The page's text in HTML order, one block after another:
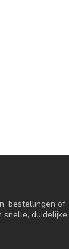
bestellingen of
duidelijke